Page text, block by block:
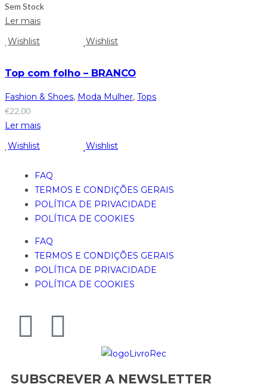
Sem Stock
Ler mais
Wishlist
Wishlist
Top com folho – BRANCO
Fashion & Shoes, Moda Mulher, Tops
€22,00
Ler mais
Wishlist
Wishlist
FAQ
TERMOS E CONDIÇÕES GERAIS
POLÍTICA DE PRIVACIDADE
POLÍTICA DE COOKIES
FAQ
TERMOS E CONDIÇÕES GERAIS
POLÍTICA DE PRIVACIDADE
POLÍTICA DE COOKIES
SUBSCREVER A NEWSLETTER